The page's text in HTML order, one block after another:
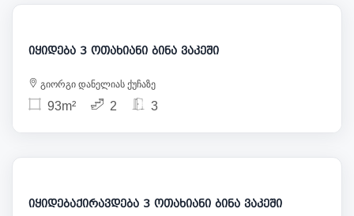
260 000
იყიდება 3 ოთახიანი ბინა ვაკეში
გიორგი დანელიას ქუჩაზე
93m² 2 3
315 000
იყიდებაქირავდება 3 ოთახიანი ბინა ვაკეში